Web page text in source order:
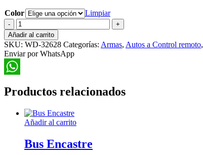
Color
Limpiar
Auto
a
Contro
Remoto
con
Lanzador
de
Bolitas
de
cantidad
Añadir al carrito
SKU: WD-32628 Categorías: Armas, Autos a Control remoto,
Enviar por WhatsApp
Productos relacionados
Añadir al carrito
Bus Encastre